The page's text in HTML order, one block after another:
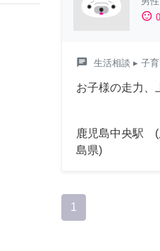
sentiment_satisfied 0
chat 生活相談 ▸ 子
お子様の走力、
鹿児島中央駅 (
島県)
1